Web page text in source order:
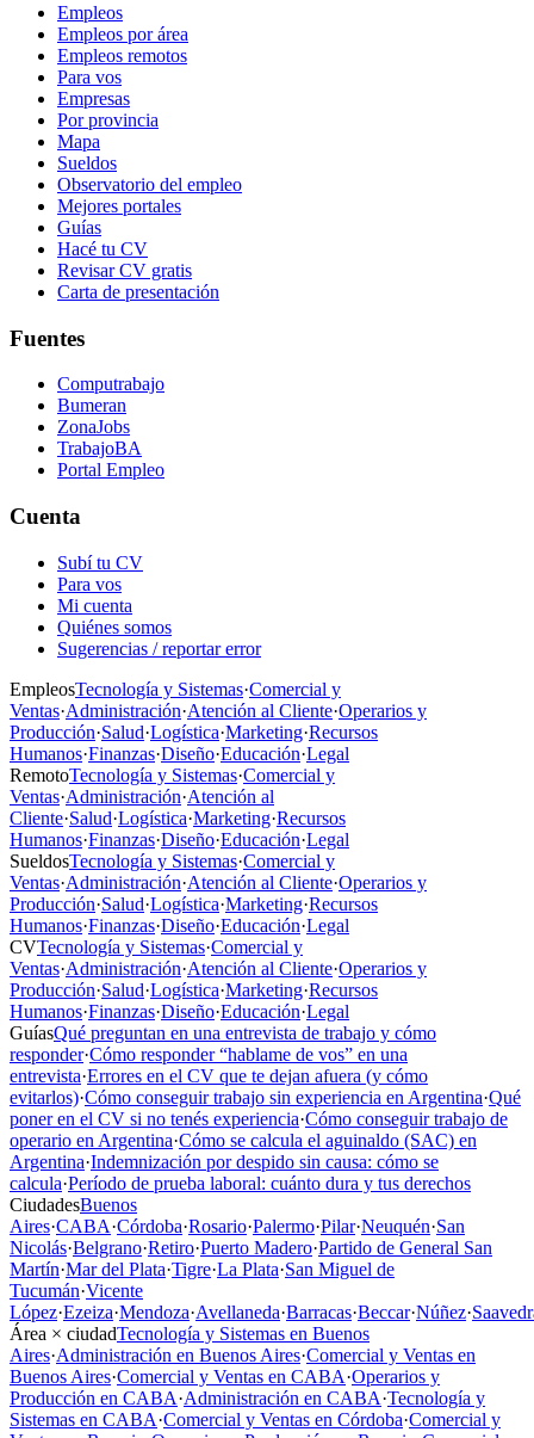
Empleos
Empleos por área
Empleos remotos
Para vos
Empresas
Por provincia
Mapa
Sueldos
Observatorio del empleo
Mejores portales
Guías
Hacé tu CV
Revisar CV gratis
Carta de presentación
Fuentes
Computrabajo
Bumeran
ZonaJobs
TrabajoBA
Portal Empleo
Cuenta
Subí tu CV
Para vos
Mi cuenta
Quiénes somos
Sugerencias / reportar error
EmpleosTecnología y Sistemas·Comercial y
Ventas·Administración·Atención al Cliente·Operarios y
Producción·Salud·Logística·Marketing·Recursos
Humanos·Finanzas·Diseño·Educación·Legal
RemotoTecnología y Sistemas·Comercial y
Ventas·Administración·Atención al
Cliente·Salud·Logística·Marketing·Recursos
Humanos·Finanzas·Diseño·Educación·Legal
SueldosTecnología y Sistemas·Comercial y
Ventas·Administración·Atención al Cliente·Operarios y
Producción·Salud·Logística·Marketing·Recursos
Humanos·Finanzas·Diseño·Educación·Legal
CVTecnología y Sistemas·Comercial y
Ventas·Administración·Atención al Cliente·Operarios y
Producción·Salud·Logística·Marketing·Recursos
Humanos·Finanzas·Diseño·Educación·Legal
GuíasQué preguntan en una entrevista de trabajo y cómo
responder·Cómo responder “hablame de vos” en una
entrevista·Errores en el CV que te dejan afuera (y cómo
evitarlos)·Cómo conseguir trabajo sin experiencia en Argentina·Qué
poner en el CV si no tenés experiencia·Cómo conseguir trabajo de
operario en Argentina·Cómo se calcula el aguinaldo (SAC) en
Argentina·Indemnización por despido sin causa: cómo se
calcula·Período de prueba laboral: cuánto dura y tus derechos
CiudadesBuenos
Aires·CABA·Córdoba·Rosario·Palermo·Pilar·Neuquén·San
Nicolás·Belgrano·Retiro·Puerto Madero·Partido de General San
Martín·Mar del Plata·Tigre·La Plata·San Miguel de
Tucumán·Vicente
López·Ezeiza·Mendoza·Avellaneda·Barracas·Beccar·Núñez·
Área × ciudadTecnología y Sistemas en Buenos
Aires·Administración en Buenos Aires·Comercial y Ventas en
Buenos Aires·Comercial y Ventas en CABA·Operarios y
Producción en CABA·Administración en CABA·Tecnología y
Sistemas en CABA·Comercial y Ventas en Córdoba·Comercial y